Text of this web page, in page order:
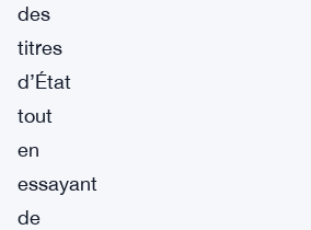
des
titres
d’État
tout
en
essayant
de